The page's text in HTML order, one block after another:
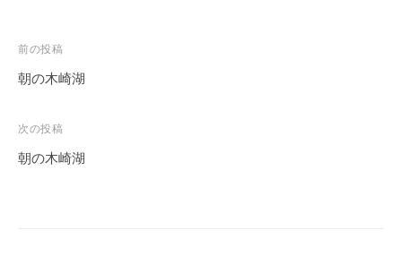
投
稿
ビ
ゲ
前の投稿
朝の木崎湖
次の投稿
朝の木崎湖